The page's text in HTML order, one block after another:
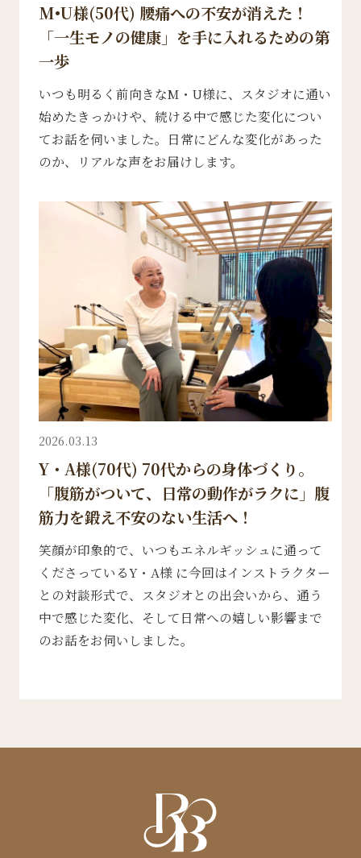
M•U様(50代) 腰痛への不安が消えた！
「一生モノの健康」を手に入れるための第
一歩
いつも明るく前向きなM・U様に、スタジオに通い
始めたきっかけや、続ける中で感じた変化につい
てお話を伺いました。日常にどんな変化があった
のか、リアルな声をお届けします。
2026.03.13
Y・A様(70代) 70代からの身体づくり。
「腹筋がついて、日常の動作がラクに」腹
筋力を鍛え不安のない生活へ！
笑顔が印象的で、いつもエネルギッシュに通って
くださっているY・A様 に今回はインストラクター
との対談形式で、スタジオとの出会いから、通う
中で感じた変化、そして日常への嬉しい影響まで
のお話をお伺いしました。